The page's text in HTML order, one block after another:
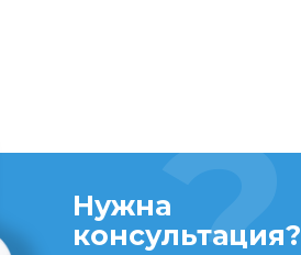
Нужна
консультация?